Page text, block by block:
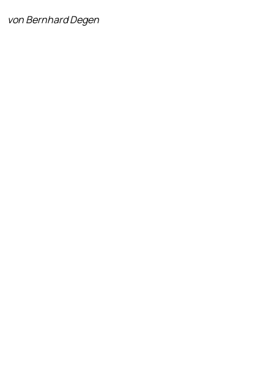
von Bernhard Degen